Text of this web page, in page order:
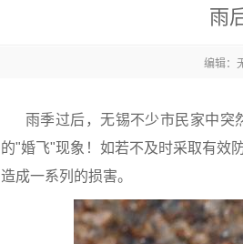
雨
编辑：
雨季过后，无锡不少市民家中突
的"婚飞"现象！如若不及时采取有效
造成一系列的损害。